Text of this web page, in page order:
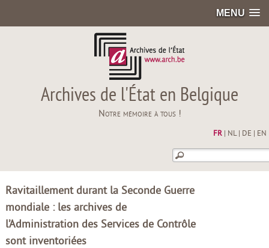
MENU
Archives de l'État en Belgique
Notre mémoire à tous !
FR| NL| DE EN
Ravitaillement durant la Seconde Guerre
mondiale : les archives de
l’Administration des Services de Contrôle
sont inventoriées